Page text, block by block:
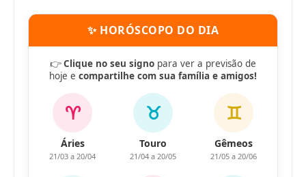
✨ HORÓSCOPO DO DIA
👉Clique no seu signo para ver a previsão de
hoje e compartilhe com sua família e amigos!
♈
Áries
21/03 a 20/04
♉
Touro
21/04 a 20/05
♊
Gêmeos
21/05 a 20/06